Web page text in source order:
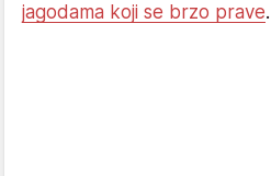
jagodama koji se brzo prave.